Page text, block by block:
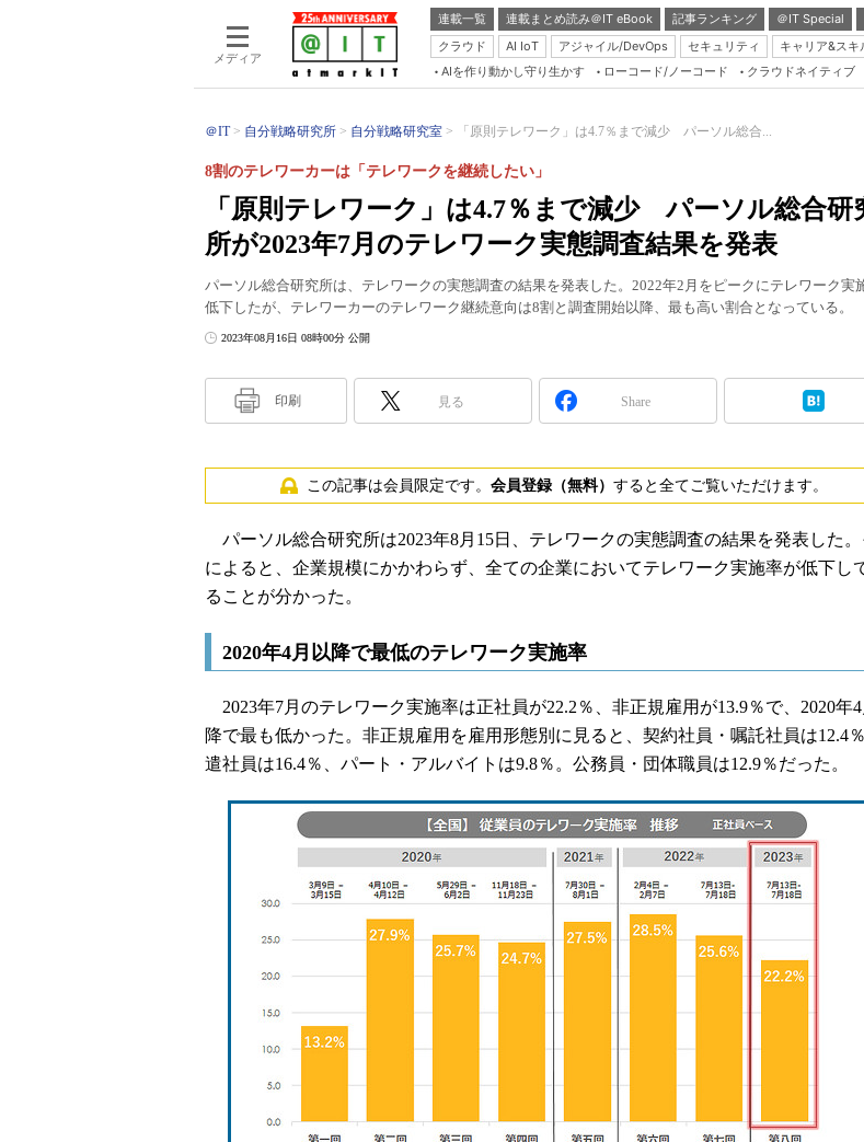
メディア
連載一覧 連載まとめ読み＠IT eBook 記事ランキング ＠IT Special
クラウド
AI IoT アジャイル/DevOps セキュリティ キャリア&スキ
AIを作り動かし守り生かす ローコード/ノーコード クラウドネイティブ
＠IT 自分戦略研究所 自分戦略研究室 「原則テレワーク」は4.7％まで減少 パーソル総合...
「原則テレワーク」は4.7％まで減少 パーソル総合研
所が2023年7月のテレワーク実態調査結果を発表
8割のテレワーカーは「テレワークを継続したい」
パーソル総合研究所は、テレワークの実態調査の結果を発表した。2022年2月をピークにテレワーク実
低下したが、テレワーカーのテレワーク継続意向は8割と調査開始以降、最も高い割合となっている。
2023年08月16日 08時00分 公開
印刷 見る Share
この記事は会員限定です。 会員登録（無料） すると全てご覧いただけます。
パーソル総合研究所は2023年8月15日、テレワークの実態調査の結果を発表した
によると、企業規模にかかわらず、全ての企業においてテレワーク実施率が低下し
ることが分かった。
2020年4月以降で最低のテレワーク実施率
2023年7月のテレワーク実施率は正社員が22.2％、非正規雇用が13.9％で、2020年4
降で最も低かった。非正規雇用を雇用形態別に見ると、契約社員・嘱託社員は12.4
遣社員は16.4％、パート・アルバイトは9.8％。公務員・団体職員は12.9％だった。